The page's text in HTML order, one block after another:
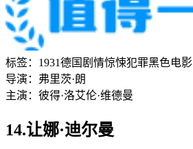
标签： 1931德国 剧情惊悚犯罪黑色电影
导演： 弗里茨·朗
主演： 彼得·洛艾伦·维德曼
14.让娜·迪尔曼